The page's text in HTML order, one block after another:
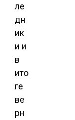
ле
дн
ик
и и
в
ито
ге
ве
рн